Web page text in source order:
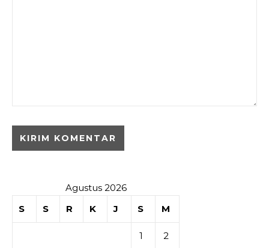
Agustus 2026
S
S R K J S M
1 2